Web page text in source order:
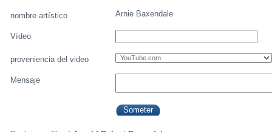
nombre artístico Arnie Baxendale
Vídeo
proveniencia del video
Mensaje